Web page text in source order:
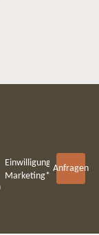
Einwilligung
Marketing*
Anfragen